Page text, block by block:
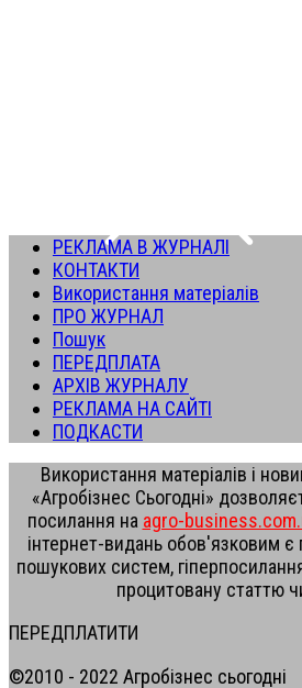
РЕКЛАМА В ЖУРНАЛІ
КОНТАКТИ
Використання матеріалів
ПРО ЖУРНАЛ
Пошук
ПЕРЕДПЛАТА
АРХІВ ЖУРНАЛУ
РЕКЛАМА НА САЙТІ
ПОДКАСТИ
Використання матеріалів і
«Агробізнес Сьогодні»
посилання на agro-
інтернет-видань обов'язковим є
пошукових систем,
процитовану статтю
ПЕРЕДПЛАТИТИ
©2010 - 2022 Агробізнес сьогодні